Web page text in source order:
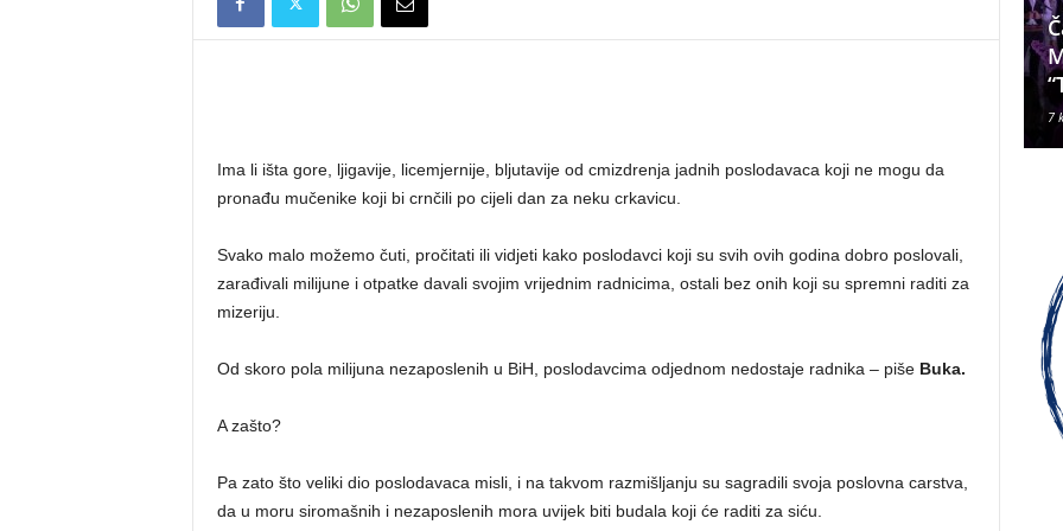
Ima li išta gore, ljigavije, licemjernije, bljutavije od cmizdrenja jadnih poslodavaca koji ne mogu da
pronađu mučenike koji bi crnčili po cijeli dan za neku crkavicu.
Svako malo možemo čuti, pročitati ili vidjeti kako poslodavci koji su svih ovih godina dobro poslovali,
zarađivali milijune i otpatke davali svojim vrijednim radnicima, ostali bez onih koji su spremni raditi za
mizeriju.
Od skoro pola milijuna nezaposlenih u BiH, poslodavcima odjednom nedostaje radnika – piše Buka.
A zašto?
Pa zato što veliki dio poslodavaca misli, i na takvom razmišljanju su sagradili svoja poslovna carstva,
da u moru siromašnih i nezaposlenih mora uvijek biti budala koji će raditi za siću.
7